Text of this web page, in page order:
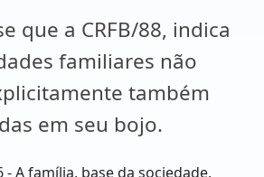
que a CRFB/88, indica
familiares não
também
em seu bojo.
- A família, base da sociedade,